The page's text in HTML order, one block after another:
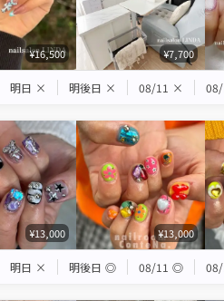
¥16,500 ¥7,700
明日 × 明後日 × 08/11 ×
¥13,000 ¥13,000
明日 × 明後日 ◎ 08/11 ◎